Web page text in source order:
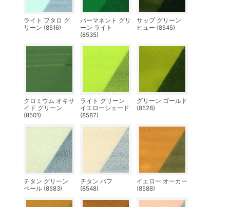
ライト フタロ グ
リーン (8516)
パーマネント グリ
ーン ライト
(8535)
サップ グリーン
ヒュー (8545)
クロミウム オキサ
イド グリーン
(8501)
ライト グリーン
イエローシェード
(8587)
グリーン ゴールド
(8528)
チタン グリーン
ペール (8583)
チタン バフ
(8548)
イエロー オーカー
(8588)